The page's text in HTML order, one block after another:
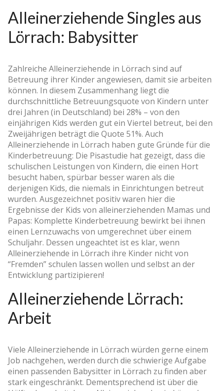
Alleinerziehende Singles aus
Lörrach: Babysitter
Zahlreiche Alleinerziehende in Lörrach sind auf
Betreuung ihrer Kinder angewiesen, damit sie arbeiten
können. In diesem Zusammenhang liegt die
durchschnittliche Betreuungsquote von Kindern unter
drei Jahren (in Deutschland) bei 28% – von den
einjährigen Kids werden gut ein Viertel betreut, bei den
Zweijährigen beträgt die Quote 51%. Auch
Alleinerziehende in Lörrach haben gute Gründe für die
Kinderbetreuung: Die Pisastudie hat gezeigt, dass die
schulischen Leistungen von Kindern, die einen Hort
besucht haben, spürbar besser waren als die
derjenigen Kids, die niemals in Einrichtungen betreut
wurden. Ausgezeichnet positiv waren hier die
Ergebnisse der Kids von alleinerziehenden Mamas und
Papas: Komplette Kinderbetreuung bewirkt bei ihnen
einen Lernzuwachs von umgerechnet über einem
Schuljahr. Dessen ungeachtet ist es klar, wenn
Alleinerziehende in Lörrach ihre Kinder nicht von
“Fremden” schulen lassen wollen und selbst an der
Entwicklung partizipieren!
Alleinerziehende Lörrach:
Arbeit
Viele Alleinerziehende in Lörrach würden gerne einem
Job nachgehen, werden durch die schwierige Aufgabe
einen passenden Babysitter in Lörrach zu finden aber
stark eingeschränkt. Dementsprechend ist über die